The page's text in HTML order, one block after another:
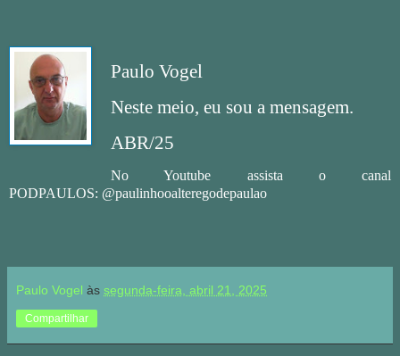
Paulo Vogel
Neste meio, eu sou a mensagem.
ABR/25
No Youtube assista o canal
PODPAULOS: @paulinhooalteregodepaulao
Paulo Vogel às segunda-feira, abril 21, 2025
Compartilhar